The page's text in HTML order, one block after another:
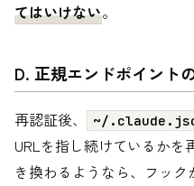
てはいけない。
D. 正規エンドポイント
再認証後、 ~/
URLを指し続けているか
き換わるようなら、フッ